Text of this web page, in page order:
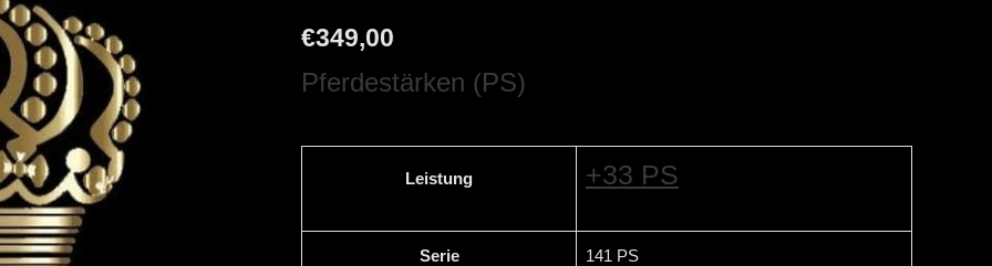
€349,00
Pferdestärken (PS)
Leistung +33 PS
Serie 141 PS